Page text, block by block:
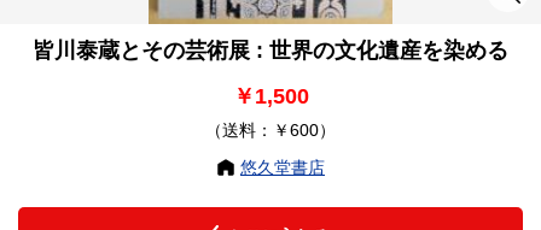
皆川泰蔵とその芸術展 : 世界の文化遺産を染める
￥1,500
（送料：￥600）
悠久堂書店